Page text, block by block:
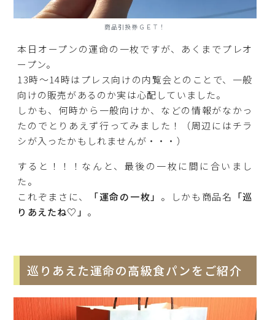
商品引換券ＧＥＴ！
本日オープンの運命の一枚ですが、あくまでプレオ
ープン。
13時～14時はプレス向けの内覧会とのことで、一般
向けの販売があるのか実は心配していました。
しかも、何時から一般向けか、などの情報がなかっ
たのでとりあえず行ってみました！（周辺にはチラ
シが入ったかもしれませんが・・・）
すると！！！なんと、最後の一枚に間に合いまし
た。
これぞまさに、
「運命の一枚」 。しかも商品名 「巡
りあえたね♡」 。
巡りあえた運命の高級食パンをご紹介